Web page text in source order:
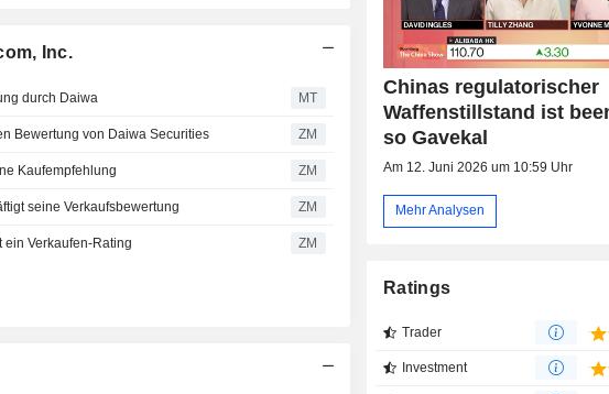
Inc.
durch Daiwa MT
Bewertung von Daiwa Securities ZM
Kaufempfehlung ZM
seine Verkaufsbewertung ZM
ein Verkaufen-Rating ZM
Chinas regulatorischer
Waffenstillstand ist
so Gavekal
Am 12. Juni 2026 um 10:59 Uhr
Mehr Analysen
Ratings
Trader
Investment